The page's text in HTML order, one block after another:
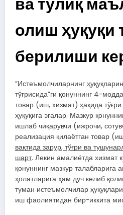
олиш ҳуқуқи
берилиши
“Истеъмолчиларнинг
тўғрисида”ги қонуннинг 4-
товар (иш, хизмат) ҳақида
ҳуқуқига эгалар. Мазкур
ишлаб чиқарувчи (ижрочи,
реализация қилаётган товар
вақтида зарур, тўғри ва
шарт. Лекин амалиётда хизмат
қонуннинг мазкур талабларига
ҳолатларига ҳам дуч келиб
туман истеъмолчилар
иш фаолиятидан бир-иккита